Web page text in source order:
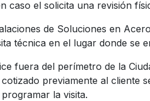
caso el solicita una revisión
de Soluciones en
técnica en el lugar donde se
fuera del perímetro de la
previamente al
la visita.